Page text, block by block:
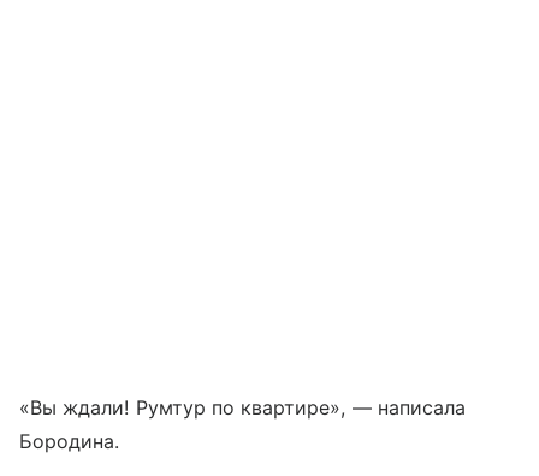
«Вы ждали! Румтур по квартире», — написала
Бородина.